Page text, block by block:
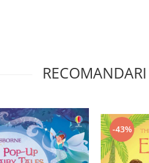
RECOMANDARI
-43%